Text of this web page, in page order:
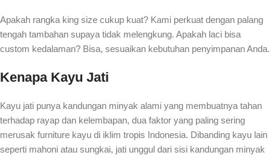
Apakah rangka king size cukup kuat? Kami perkuat dengan palang
tengah tambahan supaya tidak melengkung. Apakah laci bisa
custom kedalaman? Bisa, sesuaikan kebutuhan penyimpanan Anda.
Kenapa Kayu Jati
Kayu jati punya kandungan minyak alami yang membuatnya tahan
terhadap rayap dan kelembapan, dua faktor yang paling sering
merusak furniture kayu di iklim tropis Indonesia. Dibanding kayu lain
seperti mahoni atau sungkai, jati unggul dari sisi kandungan minyak